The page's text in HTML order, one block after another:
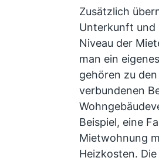
Zusätzlich
Unterkunft und
Niveau der
man ein
gehören zu
verbundenen
Beispiel, eine
Mietwohnung
Heizkosten.